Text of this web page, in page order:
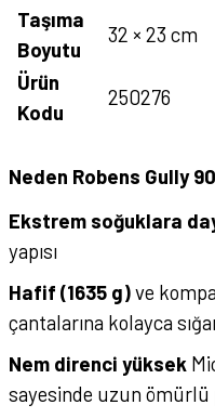
Taşıma
Boyutu
32 × 23 cm
Ürün
Kodu
250276
Neden Robens Gully
Ekstrem soğuklara
yapısı
Hafif (1635 g)ve
çantalarına kolayca
Nem direnci yüksek
sayesinde uzun